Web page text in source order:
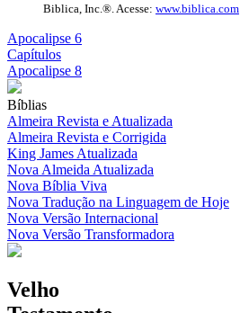
Biblica, Inc.®. Acesse: www.biblica.com
Apocalipse 6
Capítulos
Apocalipse 8
Bíblias
Almeira Revista e Atualizada
Almeira Revista e Corrigida
King James Atualizada
Nova Almeida Atualizada
Nova Bíblia Viva
Nova Tradução na Linguagem de Hoje
Nova Versão Internacional
Nova Versão Transformadora
Velho